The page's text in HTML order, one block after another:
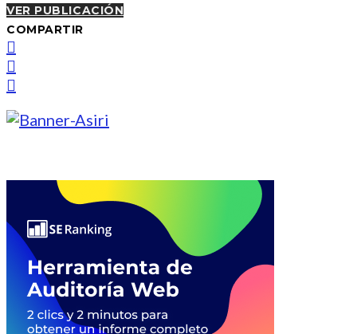
VER PUBLICACIÓN
COMPARTIR